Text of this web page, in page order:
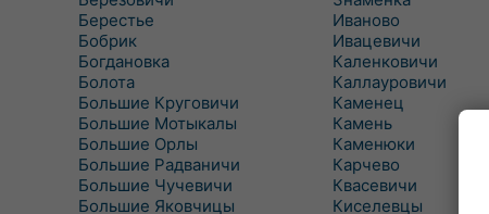
Берестье
Бобрик
Богдановка
Болота
Большие Круговичи
Большие Мотыкалы
Большие Орлы
Большие Радваничи
Большие Чучевичи
Большие Яковчицы
Иваново
Ивацевичи
Каленковичи
Каллауровичи
Каменец
Камень
Каменюки
Карчево
Квасевичи
Киселевцы